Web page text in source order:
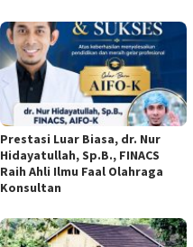
Prestasi Luar Biasa, dr. Nur
Hidayatullah, Sp.B., FINACS
Raih Ahli Ilmu Faal Olahraga
Konsultan